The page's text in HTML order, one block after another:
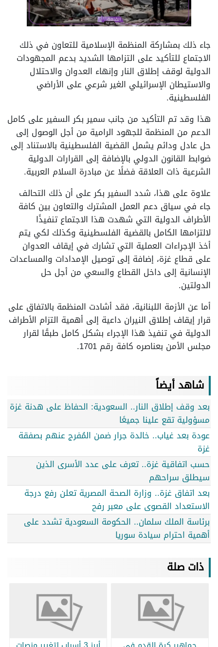
جاء ذلك بمشاركة المنظمة الإسلامية للتعاون في ذلك
الاجتماع للتأكيد على التزامها الشديد بدعم المجهودات
الدولية لوقف إطلاق النار وإنهاء العدوان والاحتلال
والاستيطان الإسرائيلي الغير شرعي على الأراضي
الفلسطينية.
هذا وقد تم التأكيد من جانب سمير بكر السفير على كامل
الدعم من المنظمة للجهود الرامية من أجل الوصول إلى
حل عادل ودائم يشمل القضية الفلسطينية بالاستناد إلى
ضوابط القانون الدولي بالإضافة إلى القرارات الدولية
الشرعية ذات العلاقة فضلًا عن مبادرة السلام العربية.
علاوة على هذا، شدد السفير بكر على أن ذلك التحالف
جاء في سياق دعم العمل المشترك والتعاون بين كافة
الأطراف الدولية التي شهدت هذا الاجتماع تنفيذًا
لالتزامها الكامل بالقضية الفلسطينية وكذلك لكي يتم
أخذ الإجراءات العملية التي تشارك في إيقاف العدوان
على قطاع غزة، إضافة إلى توصيل الإمدادات والمساعدات
الإنسانية إلى داخل القطاع والسعي من أجل حل
الدولتين.
أما عن الأزمة اللبنانية، فقد أشادت المنظمة بالاتفاق على
قرار إيقاف إطلاق النيران داعية إلى أهمية التزام الأطراف
الدولية في تنفيذ هذا الإجراء بشكل كامل طبقًا لقرار
مجلس الأمن بعناصره كافة رقم 1701.
شاهد أيضاً
بعد وقف إطلاق النار.. السعودية: الحفاظ على هدنة غزة
مسؤولية تقع علينا جميعًا
عودة بعد غياب.. خالدة جرار ضمن المُفرج عنهم بصفقة
غزة
حسب اتفاقية غزة.. تعرف على عدد الأسرى الذين
سيطلق سراحهم
بعد اتفاق غزة.. وزارة الصحة المصرية تعلن رفع درجة
الاستعداد القصوى على معبر رفح
برئاسة الملك سلمان.. الحكومة السعودية تشدد على
أهمية احترام سيادة سوريا
ذات صلة